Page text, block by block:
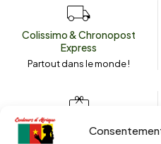
Colissimo & Chronopost
Express
Partout dans le monde !
Envoyez un message